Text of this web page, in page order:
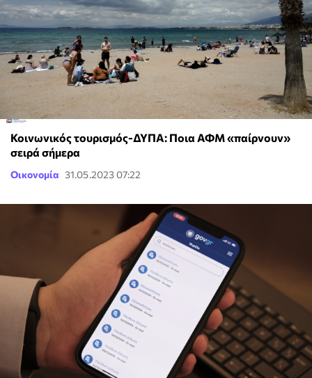
Κοινωνικός τουρισμός-ΔΥΠΑ: Ποια ΑΦΜ «παίρνουν»
σειρά σήμερα
Οικονομία 31.05.2023 07:22